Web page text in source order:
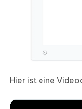
Hier ist eine